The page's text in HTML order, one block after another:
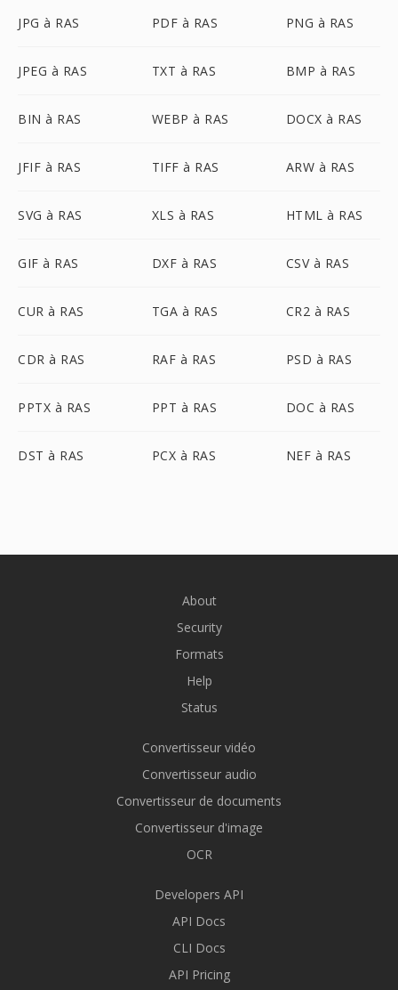
JPG à RAS PDF à RAS PNG à RAS
JPEG à RAS TXT à RAS BMP à RAS
BIN à RAS WEBP à RAS DOCX à RAS
JFIF à RAS TIFF à RAS ARW à RAS
SVG à RAS XLS à RAS HTML à RAS
GIF à RAS DXF à RAS CSV à RAS
CUR à RAS TGA à RAS CR2 à RAS
CDR à RAS RAF à RAS PSD à RAS
PPTX à RAS PPT à RAS DOC à RAS
DST à RAS PCX à RAS NEF à RAS
About
Security
Formats
Help
Status
Convertisseur vidéo
Convertisseur audio
Convertisseur de documents
Convertisseur d'image
OCR
Developers API
API Docs
CLI Docs
API Pricing